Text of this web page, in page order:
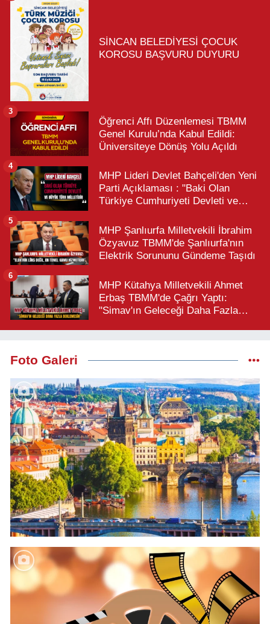
SİNCAN BELEDİYESİ ÇOCUK
KOROSU BAŞVURU DUYURU
Öğrenci Affı Düzenlemesi TBMM
Genel Kurulu’nda Kabul Edildi:
Üniversiteye Dönüş Yolu Açıldı
3
MHP Lideri Devlet Bahçeli'den Yeni
Parti Açıklaması : "Baki Olan
Türkiye Cumhuriyeti Devleti ve
4
MHP Şanlıurfa Milletvekili İbrahim
Özyavuz TBMM'de Şanlıurfa'nın
Elektrik Sorununu Gündeme Taşıdı
5
MHP Kütahya Milletvekili Ahmet
Erbaş TBMM'de Çağrı Yaptı:
"Simav'ın Geleceği Daha Fazla
6
Foto Galeri